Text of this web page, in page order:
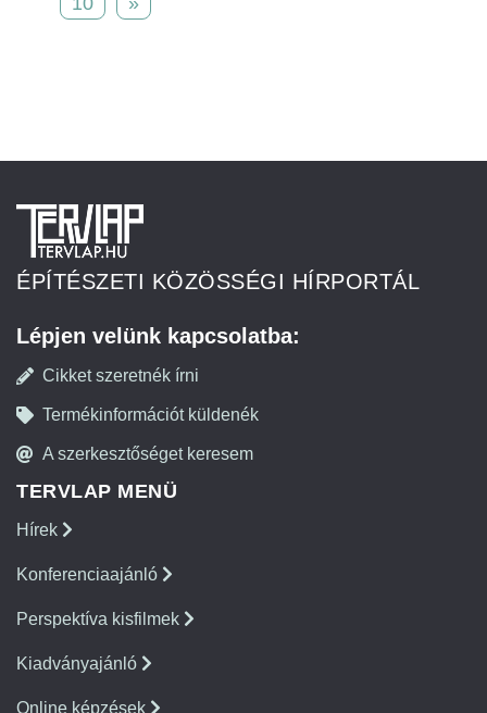
ÉPÍTÉSZETI KÖZÖSSÉGI HÍRPORTÁL
Lépjen velünk kapcsolatba:
Cikket szeretnék írni
Termékinformációt küldenék
A szerkesztőséget keresem
TERVLAP MENÜ
Hírek
Konferenciaajánló
Perspektíva kisfilmek
Kiadványajánló
Online képzések